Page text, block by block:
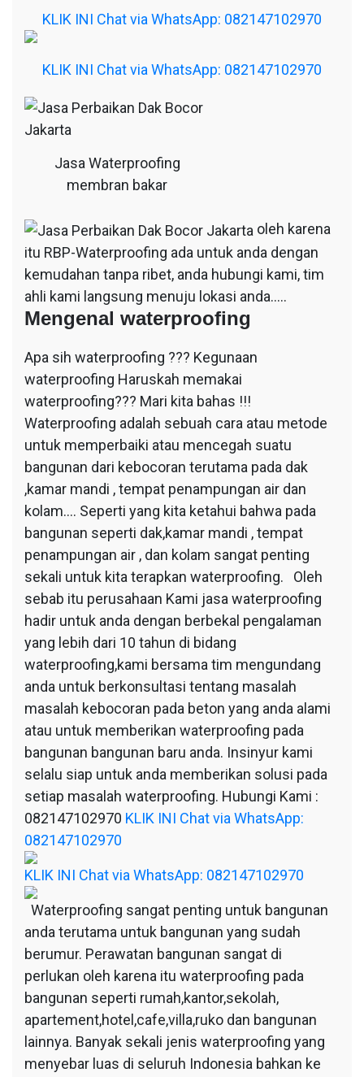
KLIK INI Chat via WhatsApp: 082147102970
KLIK INI Chat via WhatsApp: 082147102970
Jasa Waterproofing
membran bakar
oleh karena
itu RBP-Waterproofing ada untuk anda dengan
kemudahan tanpa ribet, anda hubungi kami, tim
ahli kami langsung menuju lokasi anda…..
Mengenal waterproofing
Apa sih waterproofing ??? Kegunaan
waterproofing Haruskah memakai
waterproofing??? Mari kita bahas !!!
Waterproofing adalah sebuah cara atau metode
untuk memperbaiki atau mencegah suatu
bangunan dari kebocoran terutama pada dak
,kamar mandi , tempat penampungan air dan
kolam…. Seperti yang kita ketahui bahwa pada
bangunan seperti dak,kamar mandi , tempat
penampungan air , dan kolam sangat penting
sekali untuk kita terapkan waterproofing. Oleh
sebab itu perusahaan Kami jasa waterproofing
hadir untuk anda dengan berbekal pengalaman
yang lebih dari 10 tahun di bidang
waterproofing,kami bersama tim mengundang
anda untuk berkonsultasi tentang masalah
masalah kebocoran pada beton yang anda alami
atau untuk memberikan waterproofing pada
bangunan bangunan baru anda. Insinyur kami
selalu siap untuk anda memberikan solusi pada
setiap masalah waterproofing. Hubungi Kami :
082147102970 KLIK INI Chat via WhatsApp:
082147102970
KLIK INI Chat via WhatsApp: 082147102970
Waterproofing sangat penting untuk bangunan
anda terutama untuk bangunan yang sudah
berumur. Perawatan bangunan sangat di
perlukan oleh karena itu waterproofing pada
bangunan seperti rumah,kantor,sekolah,
apartement,hotel,cafe,villa,ruko dan bangunan
lainnya. Banyak sekali jenis waterproofing yang
menyebar luas di seluruh Indonesia bahkan ke